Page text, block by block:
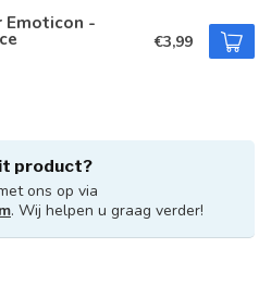
Emoticon -
€3,99
product?
ons op via
. Wij helpen u graag verder!